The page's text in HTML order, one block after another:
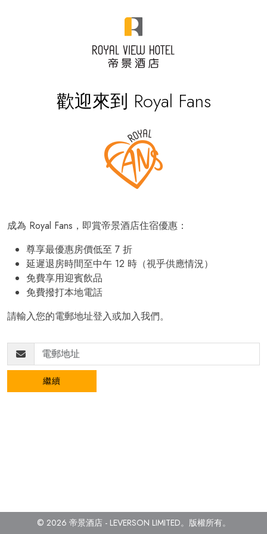
歡迎來到 Royal Fans
成為 Royal Fans，即賞帝景酒店住宿優惠：
尊享最優惠房價低至 7 折
延遲退房時間至中午 12 時（視乎供應情況）
免費享用迎賓飲品
免費撥打本地電話
請輸入您的電郵地址登入或加入我們。
繼續
© 2026 帝景酒店 - LEVERSON LIMITED。 版權所有。